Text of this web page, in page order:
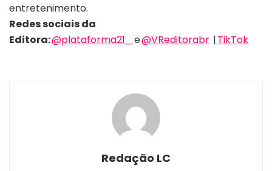
entretenimento.
Redes sociais da
Editora:@plataforma21_ e@VReditorabr |TikTok
Redação LC